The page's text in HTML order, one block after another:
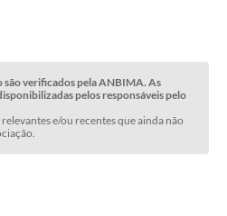
são verificados pela ANBIMA. As
pelos responsáveis pelo
e/ou recentes que ainda não